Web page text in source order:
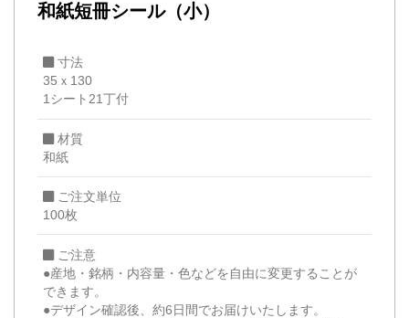
和紙短冊シール（小）
寸法
35ｘ130
1シート21丁付
材質
和紙
ご注文単位
100枚
ご注意
●産地・銘柄・内容量・色などを自由に変更することが
できます。
●デザイン確認後、約6日間でお届けいたします。